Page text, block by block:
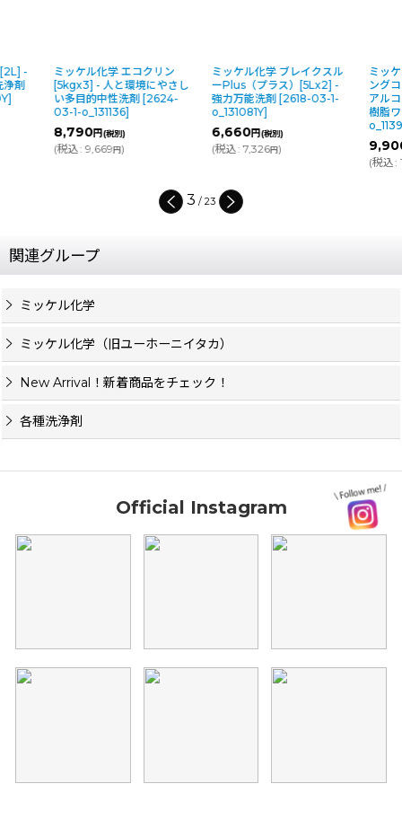
ミッケル化学 エコクリン
[5kgx3] - 人と環境にやさし
い多目的中性洗剤 [2624-
03-1-o_131136]
円(税別)
9,669円)
ミッケル化学 ブレイクスル
ーPlus（プラス）[5Lx2] -
強力万能洗剤 [2618-03-1-
o_131081Y]
円(税別)
7,326円)
ミッケル化学
ングコート
アルコールに
樹脂ワックス [
o_113920 ]
円(税別)
10,890
3 / 23
関連グループ
ミッケル化学
ミッケル化学（旧ユーホーニイタカ）
New Arrival！新着商品をチェック！
各種洗浄剤
Official Instagram